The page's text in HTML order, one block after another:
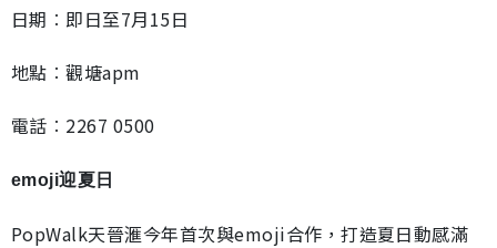
日期︰即日至7月15日
地點︰觀塘apm
電話︰2267 0500
emoji迎夏日
PopWalk天晉滙今年首次與emoji合作，打造夏日動感滿